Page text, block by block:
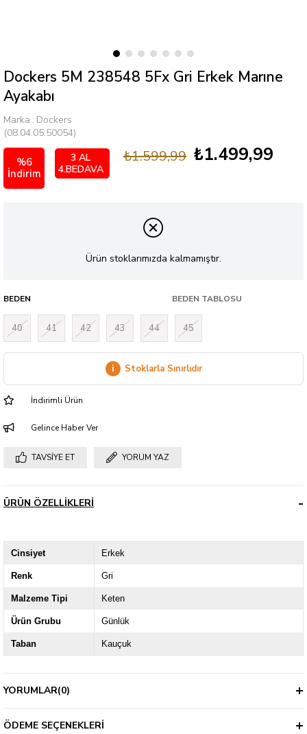
Dockers 5M 238548 5Fx Gri Erkek Marıne
Ayakabı
Marka : Dockers
(08.04.05.50054)
%6
İndirim
₺1.599,99 ₺1.499,99
3 AL
4.BEDAVA
Ürün stoklarımızda kalmamıştır.
BEDEN BEDEN TABLOSU
40 41 42 43 44 45
i Stoklarla Sınırlıdır
İndirimli Ürün
Gelince Haber Ver
TAVSIYE ET YORUM YAZ
ÜRÜN ÖZELLIKLERI
Cinsiyet Erkek
Renk Gri
Malzeme Tipi Keten
Ürün Grubu Günlük
Taban Kauçuk
YORUMLAR(0)
ÖDEME SEÇENEKLERI